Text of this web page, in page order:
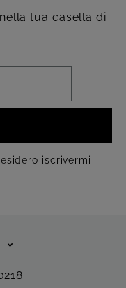
tua casella di
iscrivermi